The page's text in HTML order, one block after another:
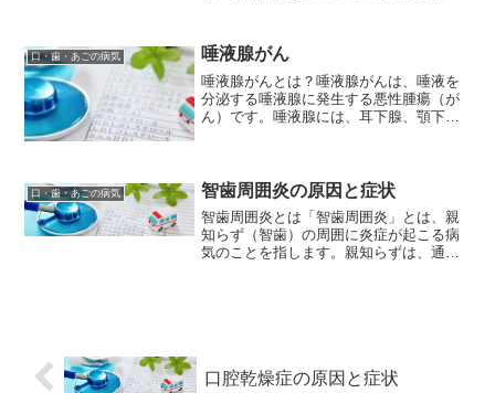
します。不正咬合は、見た目の問題や噛
み合わせの不良が原因で口...
口・歯・あごの病気 唾液腺がん
唾液腺がんとは？唾液腺がんは、唾液を
分泌する唾液腺に発生する悪性腫瘍（が
ん）です。唾液腺には、耳下腺、顎下
があります。原因唾液腺がんの...
口・歯・あごの病気 智歯周囲炎の原因と症状
智歯周囲炎とは「智歯周囲炎」とは、親
知らず（智歯）の周囲に炎症が起こる病
気のことを指します。親知らずは、通
口腔乾燥症の原因と症状